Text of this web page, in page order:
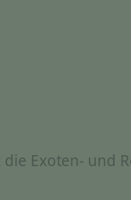
Exoten- und